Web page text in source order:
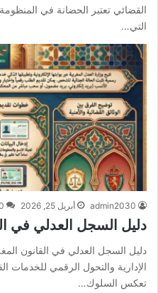
القضائي تعتبر الحضانة في
التي…
admin2030 أبريل 25, 2026
دليل السجل العدلي في
دليل السجل العدلي في القانون
الإدارية والتحول الرقمي للخدمات
تعكس السلوك…